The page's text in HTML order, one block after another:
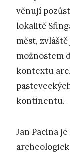
věnují
lokalitě
měst,
možnostem
kontextu
kontinentu.
Jan Pacina